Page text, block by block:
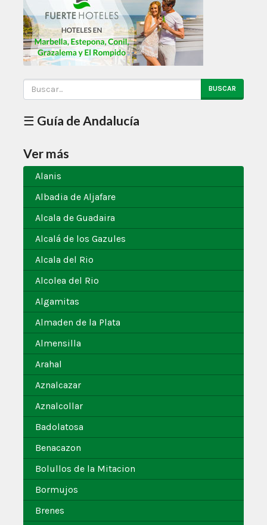
BUSCAR
☰ Guía de Andalucía
Ver más
Alanis
Albadia de Aljafare
Alcala de Guadaira
Alcalá de los Gazules
Alcala del Rio
Alcolea del Rio
Algamitas
Almaden de la Plata
Almensilla
Arahal
Aznalcazar
Aznalcollar
Badolatosa
Benacazon
Bolullos de la Mitacion
Bormujos
Brenes